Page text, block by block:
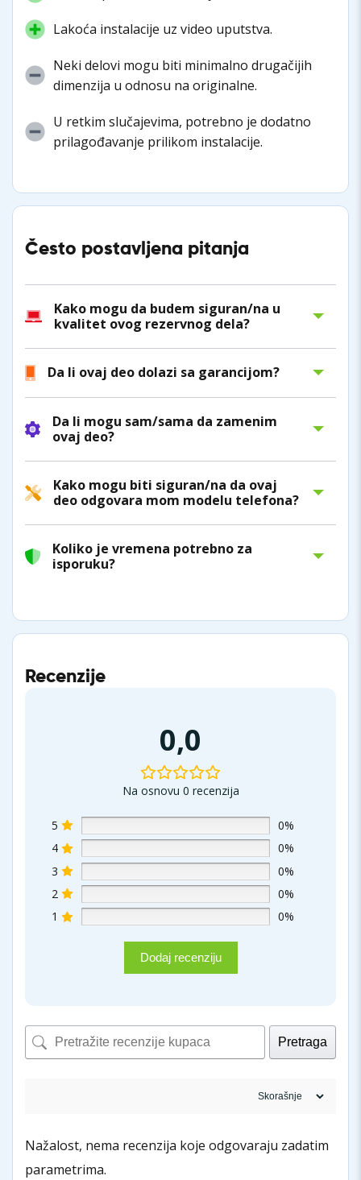
Lakoća instalacije uz video uputstva.
Neki delovi mogu biti minimalno drugačijih
dimenzija u odnosu na originalne.
U retkim slučajevima, potrebno je dodatno
prilagođavanje prilikom instalacije.
Često postavljena pitanja
Kako mogu da budem siguran/na u
kvalitet ovog rezervnog dela?
Da li ovaj deo dolazi sa garancijom?
Da li mogu sam/sama da zamenim
ovaj deo?
Kako mogu biti siguran/na da ovaj
deo odgovara mom modelu telefona?
Koliko je vremena potrebno za
isporuku?
Recenzije
0,0
Na osnovu 0 recenzija
5
0%
4
0%
3
0%
2
0%
1
0%
Dodaj recenziju
Pretraga
Nažalost, nema recenzija koje odgovaraju zadatim
parametrima.